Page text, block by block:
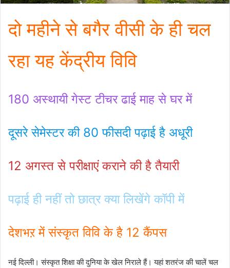
दो महीने से बगैर वीसी के ही चल
रहा यह केंद्रीय विवि
180 अस्थायी गेस्ट टीचर ढाई माह से घर में
दूसरे सेमेस्टर की 80 फीसदी पढ़ाई है अधूरी
12 अगस्त से परीक्षाएं कराने की है तैयारी
पढ़ाई ही नहीं तो छात्र क्या लिखेंगे कॉपी में
देशभऱ में संस्कृत विवि के है 12 कैंपस
नई दिल्ली। संस्कृत शिक्षा की दुनिया के खेल निराले हैं। यहां शतरंज की चालें चल